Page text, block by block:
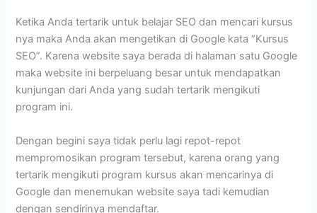
Ketika Anda tertarik untuk belajar SEO dan mencari kursus
nya maka Anda akan mengetikan di Google kata “Kursus
SEO”. Karena website saya berada di halaman satu Google
maka website ini berpeluang besar untuk mendapatkan
kunjungan dari Anda yang sudah tertarik mengikuti
program ini.
Dengan begini saya tidak perlu lagi repot-repot
mempromosikan program tersebut, karena orang yang
tertarik mengikuti program kursus akan mencarinya di
Google dan menemukan website saya tadi kemudian
dengan sendirinya mendaftar.